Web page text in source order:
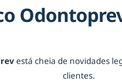
está cheia de novidades
clientes.